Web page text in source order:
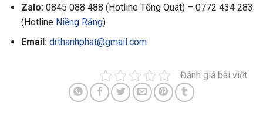
Zalo:0845 088 488 (Hotline Tổng Quát) – 0772 434 283
(Hotline Niềng Răng)
Email: drthanhphat@gmail.com
Đánh giá bài viết